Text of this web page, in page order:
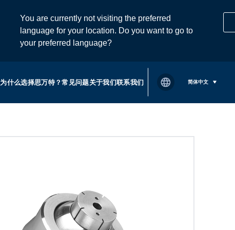
You are currently not visiting the preferred
language for your location. Do you want to go to
your preferred language?
为什么选择思万特？常见问题关于我们联系我们 简体中文